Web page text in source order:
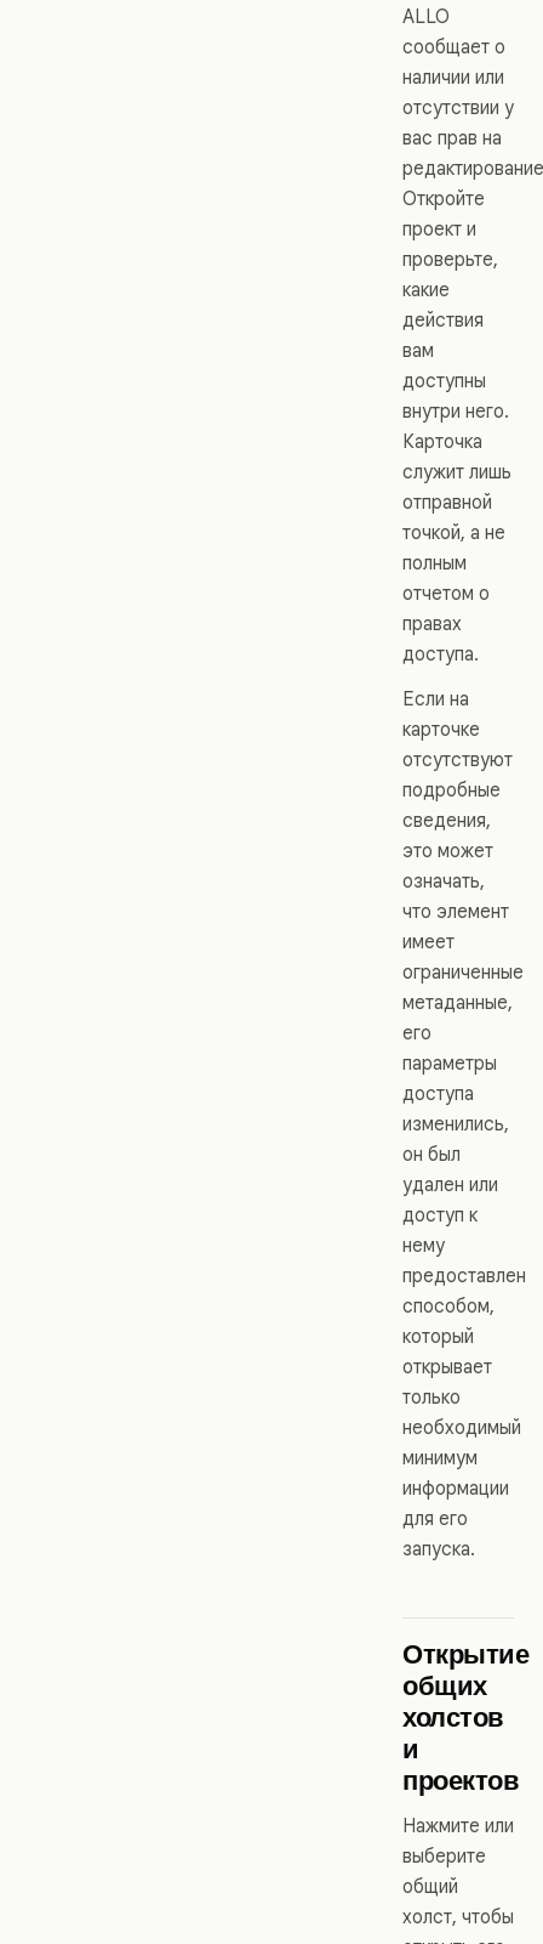
ALLO
сообщает о
наличии или
отсутствии у
вас прав на
Откройте
проект и
проверьте,
какие
действия
вам
доступны
внутри него.
Карточка
служит лишь
отправной
точкой, а не
полным
отчетом о
правах
доступа.
Если на
карточке
отсутствуют
подробные
сведения,
это может
означать,
что элемент
имеет
ограниченные
метаданные,
его
параметры
доступа
изменились,
он был
удален или
доступ к
нему
предоставлен
способом,
который
открывает
только
необходимый
минимум
информации
для его
запуска.
Открытие
общих
холстов
и
проектов
Нажмите или
выберите
общий
холст, чтобы